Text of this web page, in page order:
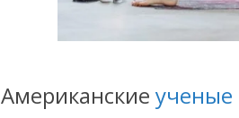
Американские ученые